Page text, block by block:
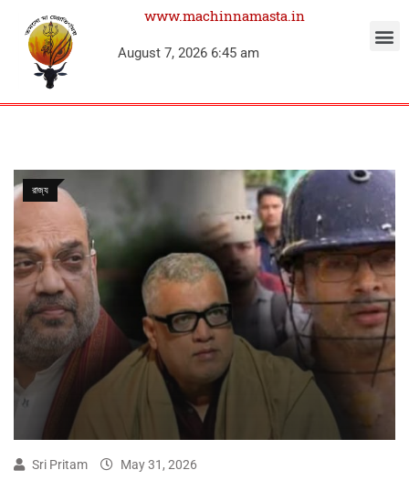
www.machinnamasta.in
August 7, 2026 6:45 am
রাজ্য
Sri Pritam May 31, 2026